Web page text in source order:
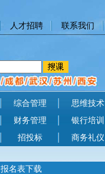
人才招聘 联系我们
综合管理
思维技术
财务管理
银行培训
招投标 商务礼仪
报名表下载